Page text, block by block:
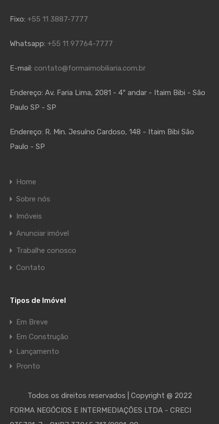
Fixo: +55 11 3887-7777
Whatsapp: +55 11 97764-7777
E-mail: contato@formaimobiliaria.com.br
Endereço: Av. Faria Lima, 2081 - 4º andar - Itaim Bibi - São
Paulo SP - SP
Endereço: R. Min. Jesuíno Cardoso, 148 - Itaim Bibi São
Paulo - SP
Home
Sobre nós
Imóveis
Anunciar imóvel
Trabalhe conosco
Contato
Tipos de Imóvel
Em Breve
Em Construção
Lançamento
Pronto
Todos os direitos reservados | Copyright @ 2022
FORMA NEGÓCIOS E INTERMEDIAÇÕES LTDA - CRECI